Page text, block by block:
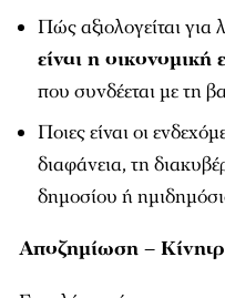
Πώς αξιολογείται για
είναι η
που συνδέεται με τη
Ποιες είναι οι
διαφάνεια, τη
δημοσίου ή
Αποζημίωση –